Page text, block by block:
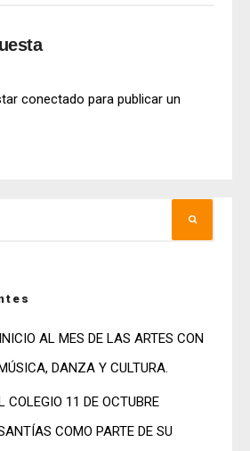
conectado para publicar un
AL MES DE LAS ARTES CON
DANZA Y CULTURA.
COLEGIO 11 DE OCTUBRE
COMO PARTE DE SU